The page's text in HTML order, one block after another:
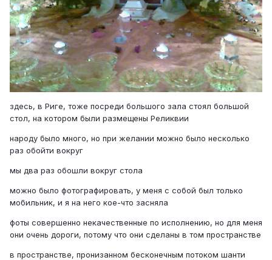
здесь, в Риге, тоже посреди большого зала стоял большой
стол, на котором были размещены Реликвии
народу было много, но при желании можно было несколько
раз обойти вокруг
мы два раз обошли вокруг стола
можно было фотографировать, у меня с собой был только
мобильник, и я на него кое-что засняла
фоты совершенно некачественные по исполнению, но для меня
они очень дороги, потому что они сделаны в том пространстве
в пространстве, пронизанном бесконечным потоком шанти